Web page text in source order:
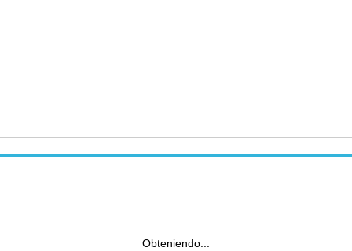
Obteniendo...